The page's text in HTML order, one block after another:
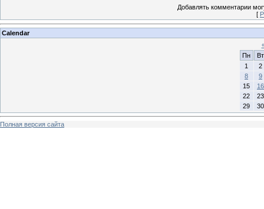
Добавлять комментарии
[
Calendar
Пн
Вт
1
2
8
9
15
16
22
23
29
30
Полная версия сайта